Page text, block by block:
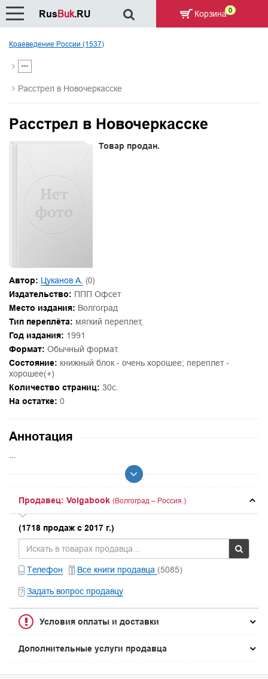
Краеведение России (1537)
Расстрел в Новочеркасске
Расстрел в Новочеркасске
Товар продан.
Автор: Цуканов А. (0)
Издательство: ППП Офсет
Место издания: Волгоград
Тип переплёта: мягкий переплет,
Год издания: 1991
Формат: Обычный формат.
Состояние: книжный блок - очень хорошее; переплет -
хорошее(+)
Количество страниц: 30с.
На остатке: 0
Аннотация
...
Продавец: Volgabook (Волгоград – Россия.)
(1718 продаж с 2017 г.)
Телефон Все книги продавца (5085)
Задать вопрос продавцу
Условия оплаты и доставки
Дополнительные услуги продавца
RusBuk.RU Корзина 0